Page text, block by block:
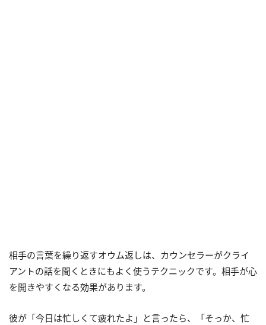
相手の言葉を繰り返すオウム返しは、カウンセラーがクライ
アントの話を聞くときにもよく使うテクニックです。相手が心
を開きやすくなる効果があります。
彼が「今日は忙しくて疲れたよ」と言ったら、「そっか、忙